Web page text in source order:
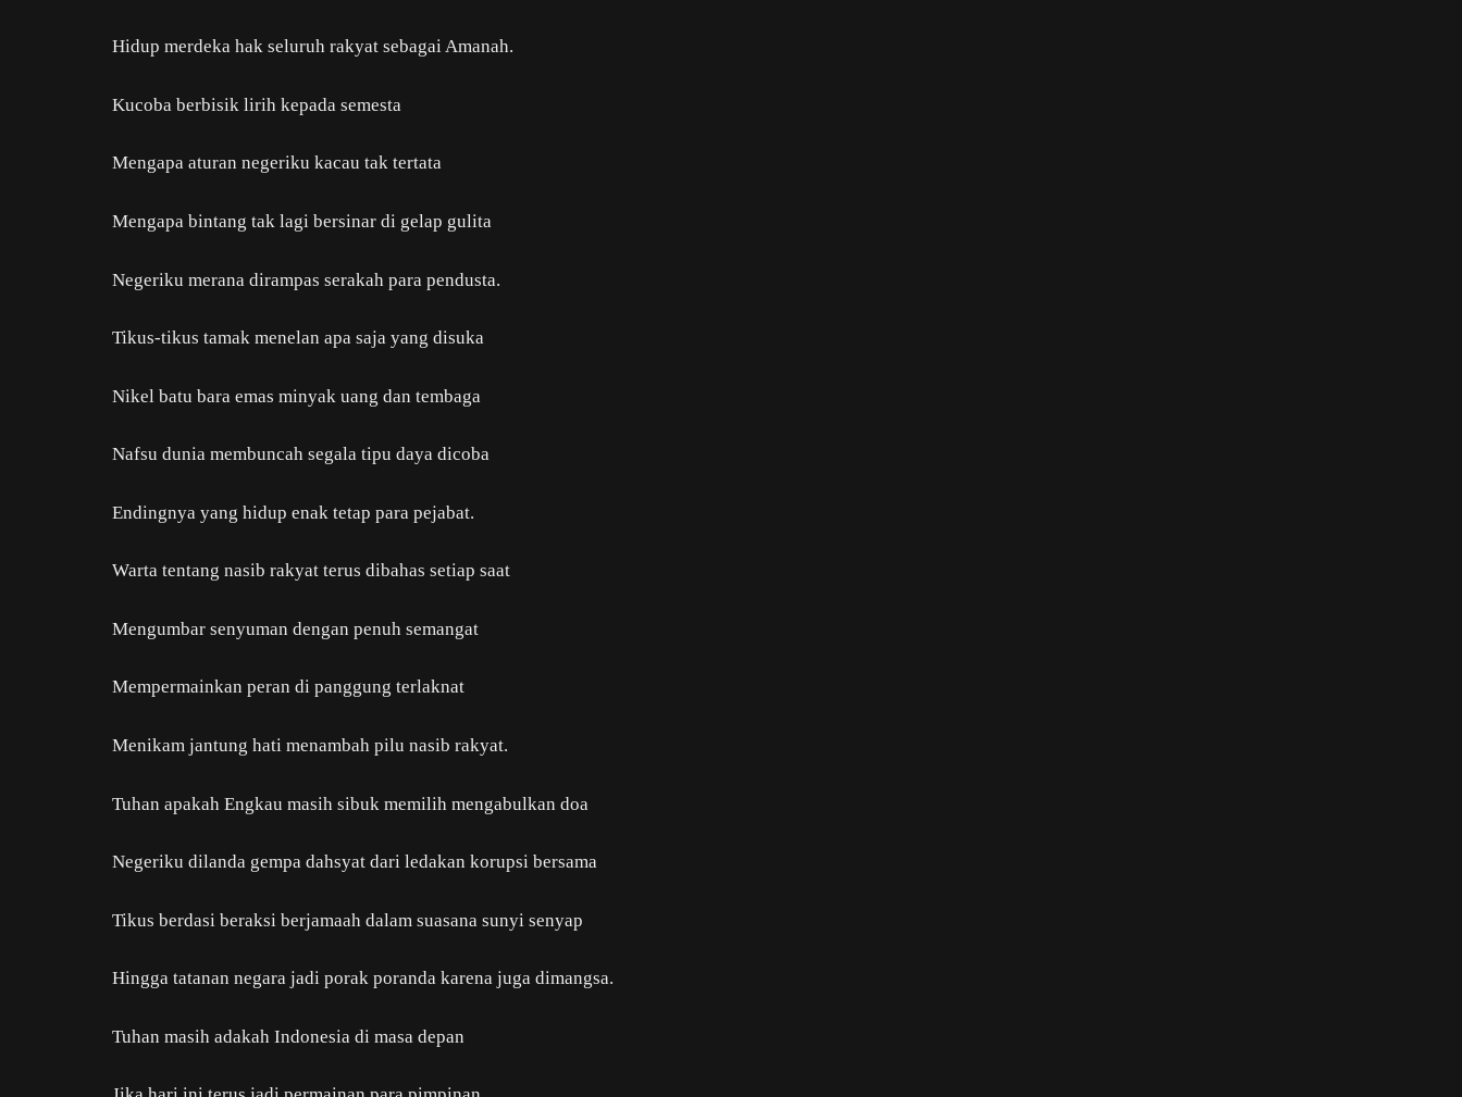
Hidup merdeka hak seluruh rakyat sebagai Amanah.
Kucoba berbisik lirih kepada semesta
Mengapa aturan negeriku kacau tak tertata
Mengapa bintang tak lagi bersinar di gelap gulita
Negeriku merana dirampas serakah para pendusta.
Tikus-tikus tamak menelan apa saja yang disuka
Nikel batu bara emas minyak uang dan tembaga
Nafsu dunia membuncah segala tipu daya dicoba
Endingnya yang hidup enak tetap para pejabat.
Warta tentang nasib rakyat terus dibahas setiap saat
Mengumbar senyuman dengan penuh semangat
Mempermainkan peran di panggung terlaknat
Menikam jantung hati menambah pilu nasib rakyat.
Tuhan apakah Engkau masih sibuk memilih mengabulkan doa
Negeriku dilanda gempa dahsyat dari ledakan korupsi bersama
Tikus berdasi beraksi berjamaah dalam suasana sunyi senyap
Hingga tatanan negara jadi porak poranda karena juga dimangsa.
Tuhan masih adakah Indonesia di masa depan